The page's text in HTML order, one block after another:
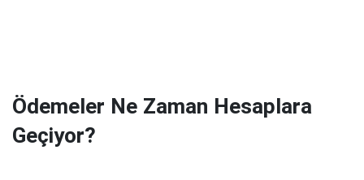
Ödemeler Ne Zaman Hesaplara
Geçiyor?